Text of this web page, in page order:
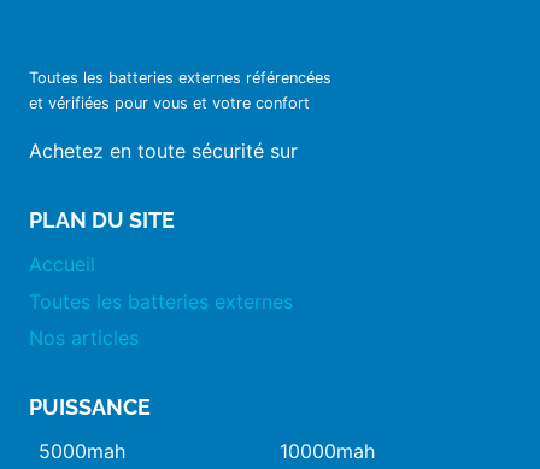
Toutes les batteries externes référencées
et vérifiées pour vous et votre confort
Achetez en toute sécurité sur
PLAN DU SITE
Accueil
Toutes les batteries externes
Nos articles
PUISSANCE
5000mah 10000mah